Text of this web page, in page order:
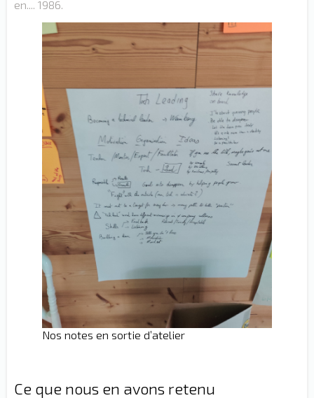
en.... 1986.
Nos notes en sortie d’atelier
Ce que nous en avons retenu